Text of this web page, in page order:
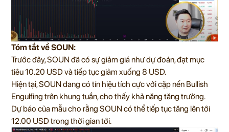
Tóm tắt về SOUN:
Trước đây, SOUN đã có sự giảm giá như dự đoán, đạt mục
tiêu 10.20 USD và tiếp tục giảm xuống 8 USD.
Hiện tại, SOUN đang có tín hiệu tích cực với cặp nến Bullish
Engulfing trên khung tuần, cho thấy khả năng tăng trưởng.
Dự báo của mẫu cho rằng SOUN có thể tiếp tục tăng lên tới
12.00 USD trong thời gian tới.